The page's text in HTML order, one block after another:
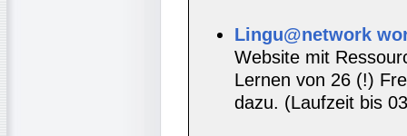
Lingu@network
Website mit
Lernen von 26 (!)
dazu. (Laufzeit bis